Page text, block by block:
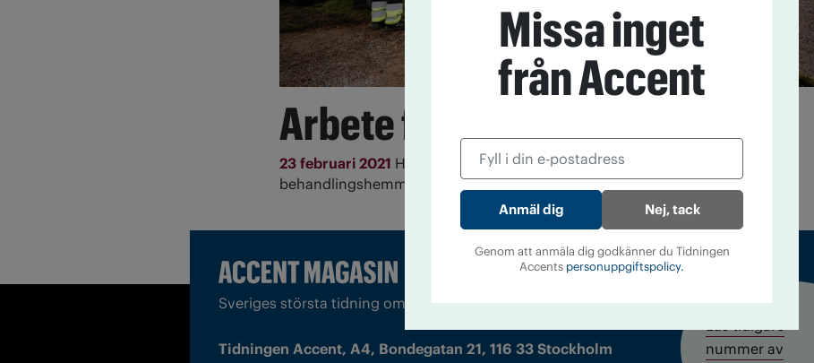
Arbete för livet
23 februari 2021 Hos IOGT-NTO Alltjänst arbetar klienter från
behandlingshemmet Dagöholm som en del av utslussningen.
Sveriges största tidning om droger och nykterhet
Tidningen Accent, A4, Bondegatan 21, 116 33 Stockholm
Läs tidigare
nummer av
Missa inget
från Accent
Nej, tack
Genom att anmäla dig godkänner du Tidningen
Accents personuppgiftspolicy.